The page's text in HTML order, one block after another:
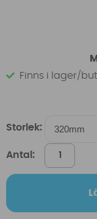
Finns i lager/
Storlek:
Antal: